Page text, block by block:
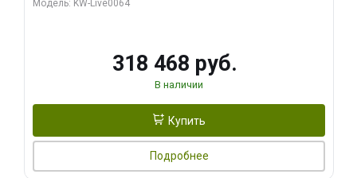
Модель: KW-Live0064
318 468 руб.
В наличии
Купить
Подробнее